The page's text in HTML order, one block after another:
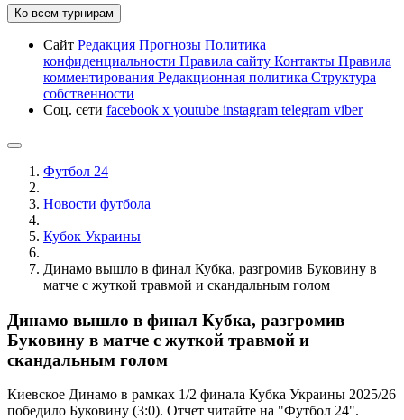
Ко всем турнирам
Сайт Редакция Прогнозы Политика
конфиденциальности Правила сайту Контакты Правила
комментирования Редакционная политика Структура
собственности
Соц. сети facebook x youtube instagram telegram viber
Футбол 24
Новости футбола
Кубок Украины
Динамо вышло в финал Кубка, разгромив Буковину в
матче с жуткой травмой и скандальным голом
Динамо вышло в финал Кубка, разгромив
Буковину в матче с жуткой травмой и
скандальным голом
Киевское Динамо в рамках 1/2 финала Кубка Украины 2025/26
победило Буковину (3:0). Отчет читайте на "Футбол 24".